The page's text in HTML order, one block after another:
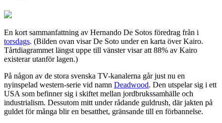
En kort sammanfattning av Hernando De Sotos föredrag från i
torsdags. (Bilden ovan visar De Soto under en karta över Kairo.
Tårtdiagrammet längst uppe till vänster visar att 88% av Kairo
existerar utanför lagen.)
På någon av de stora svenska TV-kanalerna går just nu en
nyinspelad western-serie vid namn Deadwood. Den utspelar sig i ett
USA som befinner sig i skiftet mellan jordbrukssamhälle och
industrialism. Dessutom mitt under rådande guldrush, där jakten på
guldet för många blir en besatthet, gränsande till en förbannelse.